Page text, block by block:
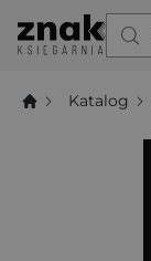
Katalog